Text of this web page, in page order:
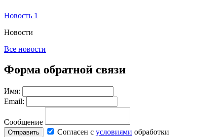
Новость 1
Новости
Все новости
Форма обратной связи
Имя:
Email:
Сообщение
Согласен с условиями обработки